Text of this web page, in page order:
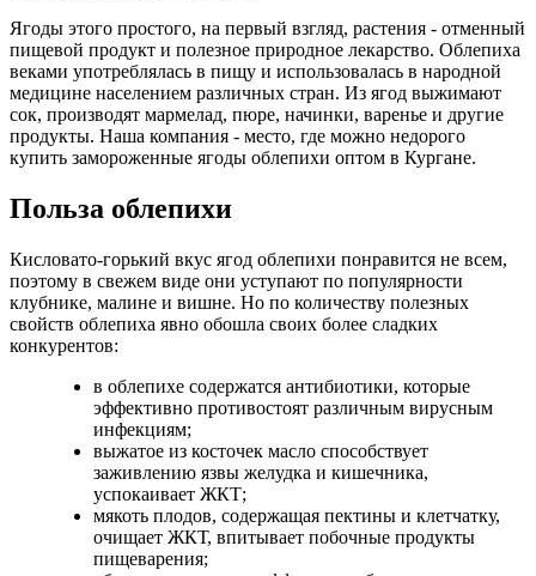
Ягоды этого простого, на первый взгляд, растения - отменный
пищевой продукт и полезное природное лекарство. Облепиха
веками употреблялась в пищу и использовалась в народной
медицине населением различных стран. Из ягод выжимают
сок, производят мармелад, пюре, начинки, варенье и другие
продукты. Наша компания - место, где можно недорого
купить замороженные ягоды облепихи оптом в Кургане.
Польза облепихи
Кисловато-горький вкус ягод облепихи понравится не всем,
поэтому в свежем виде они уступают по популярности
клубнике, малине и вишне. Но по количеству полезных
свойств облепиха явно обошла своих более сладких
конкурентов:
в облепихе содержатся антибиотики, которые
эффективно противостоят различным вирусным
инфекциям;
выжатое из косточек масло способствует
заживлению язвы желудка и кишечника,
успокаивает ЖКТ;
мякоть плодов, содержащая пектины и клетчатку,
очищает ЖКТ, впитывает побочные продукты
пищеварения;